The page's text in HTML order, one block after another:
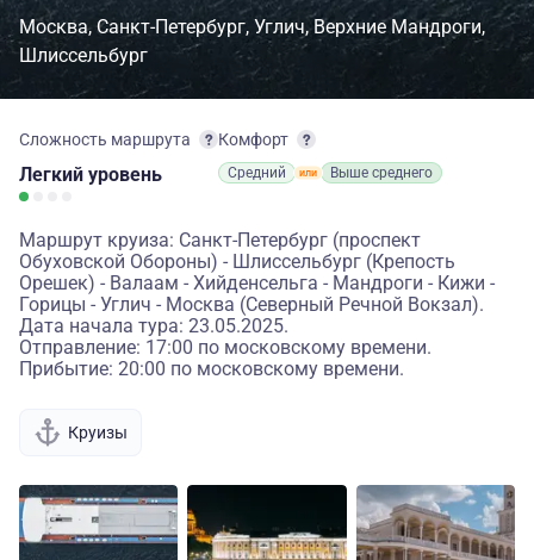
Москва Санкт-Петербург Углич Верхние Мандроги
Шлиссельбург
Сложность маршрута
Легкий уровень
Комфорт
Средний Выше среднего
Маршрут круиза: Санкт-Петербург (проспект
Обуховской Обороны) - Шлиссельбург (Крепость
Орешек) - Валаам - Хийденсельга - Мандроги - Кижи -
Горицы - Углич - Москва (Северный Речной Вокзал).
Дата начала тура: 23.05.2025.
Отправление: 17:00 по московскому времени.
Прибытие: 20:00 по московскому времени.
Круизы